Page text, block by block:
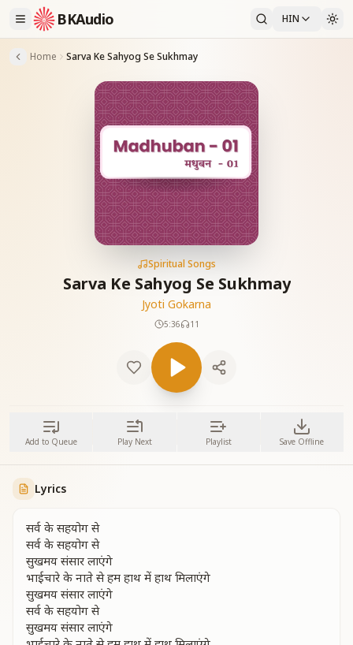
BKAudio HIN
Home Sarva Ke Sahyog Se Sukhmay
Spiritual Songs
Sarva Ke Sahyog Se Sukhmay
Jyoti Gokarna
5:36 11
Add to Queue Play Next Playlist Save Offline
Lyrics
सर्व के सहयोग से
सर्व के सहयोग से
सुखमय संसार लाएंगे
भाईचारे के नाते से हम हाथ में हाथ मिलाएंगे
सुखमय संसार लाएंगे
सर्व के सहयोग से
सुखमय संसार लाएंगे